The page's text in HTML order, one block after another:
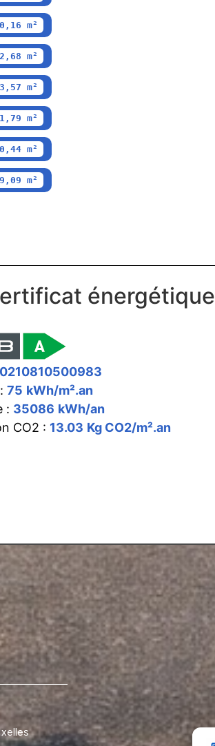
m²
m²
3,57 m²
1,79 m²
m²
9,09 m²
énergétique
75 kWh/m².an
: 35086 kWh/an
CO2 : 13.03 Kg CO2/m².an